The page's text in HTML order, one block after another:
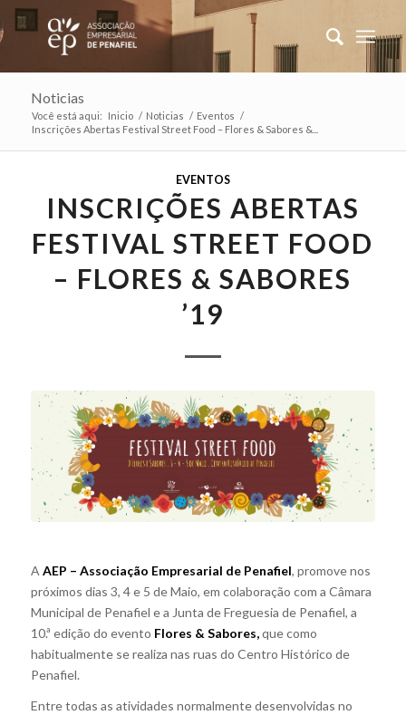
Noticias
Você está aqui: Inicio / Noticias / Eventos /
Inscrições Abertas Festival Street Food – Flores & Sabores &...
EVENTOS
INSCRIÇÕES ABERTAS
FESTIVAL STREET FOOD
– FLORES & SABORES
’19
A AEP – Associação Empresarial de Penafiel, promove nos
próximos dias 3, 4 e 5 de Maio, em colaboração com a Câmara
Municipal de Penafiel e a Junta de Freguesia de Penafiel, a
10.ª edição do evento Flores & Sabores,que como
habitualmente se realiza nas ruas do Centro Histórico de
Penafiel.
Entre todas as atividades normalmente desenvolvidas no